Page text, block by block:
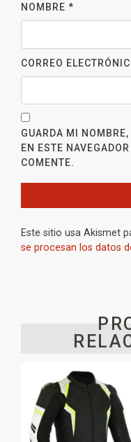
NOMBRE *
CORREO
GUARDA MI NOMBRE,
EN ESTE
COMENTE.
Este sitio usa Akismet
se procesan los datos